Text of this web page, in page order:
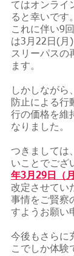
てはオンライ
ると幸いです。
これに伴い9
は3月22日(月
スリーパスの
ます。
しかしながら
防止による行
行の価格を維
なりました。
つきましては
いことでござ
年3月29日（月
改定させてい
事情をご賢察
すようお願い
今後もさらに
こでしか体験